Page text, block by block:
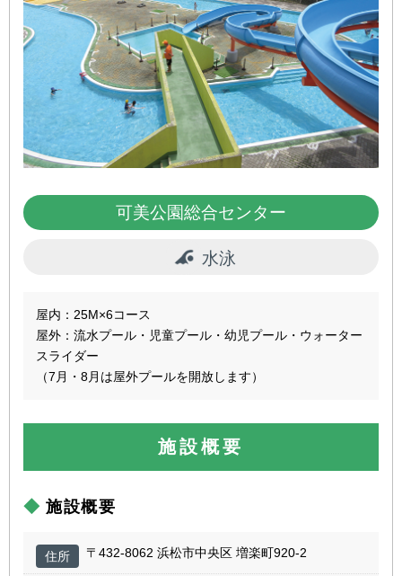
可美公園総合センター
水泳
屋内：25M×6コース
屋外：流水プール・児童プール・幼児プール・ウォーター
スライダー
（7月・8月は屋外プールを開放します）
施設概要
施設概要
住所 〒432-8062 浜松市中央区 増楽町920-2